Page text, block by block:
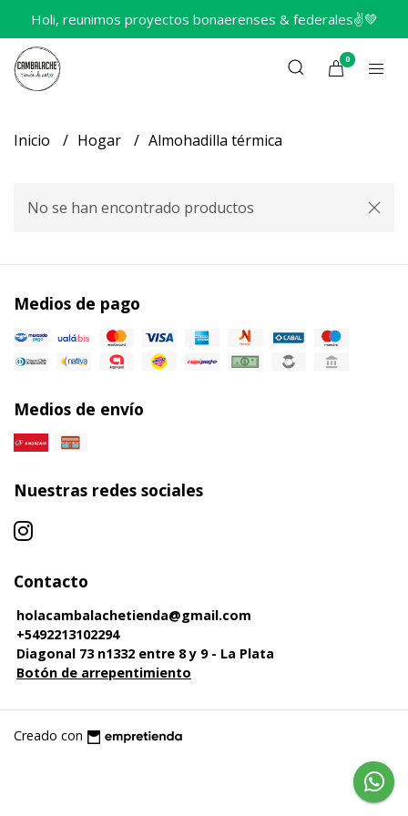
Holi, reunimos proyectos bonaerenses & federales✌️💚
0
Inicio Hogar Almohadilla térmica
No se han encontrado productos
Medios de pago
Medios de envío
Nuestras redes sociales
Contacto
holacambalachetienda@gmail.com
+5492213102294
Diagonal 73 n1332 entre 8 y 9 - La Plata
Botón de arrepentimiento
Creado con